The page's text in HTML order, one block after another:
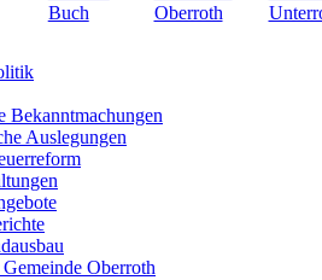
Bekanntmachungen
Auslegungen
Oberroth